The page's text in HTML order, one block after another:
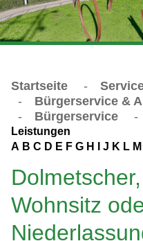
Startseite -
-
Bürgerservice &
-
Bürgerservice -
Leistungen
A B C D E F G H J K L M
Wohnsitz